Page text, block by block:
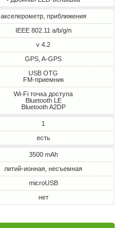
акселерометр, приближения
IEEE 802.11 a/b/g/n
v 4.2
GPS, A-GPS
USB OTG
FM-приемник
Wi-Fi точка доступа
Bluetooth LE
Bluetooth A2DP
1
есть
3500 mAh
литий-ионная, несъемная
microUSB
нет